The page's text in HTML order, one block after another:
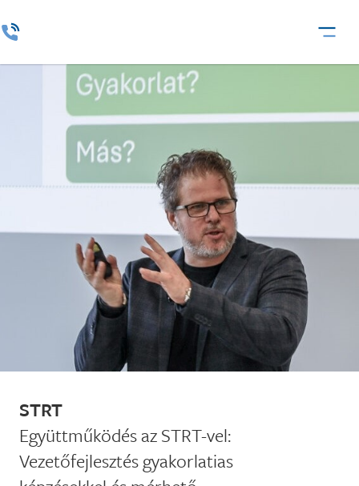
STRT
Együttműködés az STRT-vel:
Vezetőfejlesztés gyakorlatias